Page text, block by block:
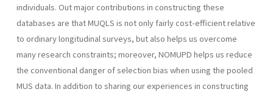
individuals. Out major contributions in constructing these
databases are that MUQLS is not only fairly cost-efficient relative
to ordinary longitudinal surveys, but also helps us overcome
many research constraints; moreover, NOMUPD helps us reduce
the conventional danger of selection bias when using the pooled
MUS data. In addition to sharing our experiences in constructing